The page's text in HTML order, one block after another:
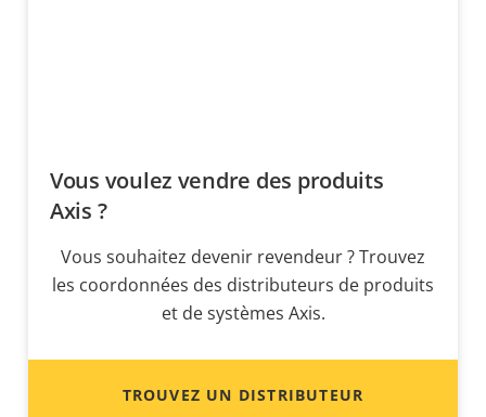
Vous voulez vendre des produits
Axis ?
Vous souhaitez devenir revendeur ? Trouvez
les coordonnées des distributeurs de produits
et de systèmes Axis.
TROUVEZ UN DISTRIBUTEUR